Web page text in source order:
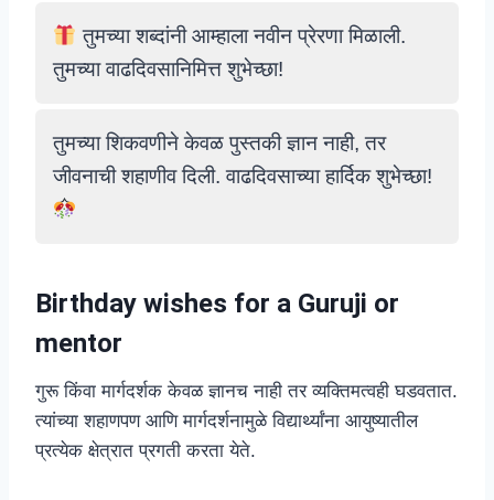
तुमच्या शब्दांनी आम्हाला नवीन प्रेरणा मिळाली.
तुमच्या वाढदिवसानिमित्त शुभेच्छा!
तुमच्या शिकवणीने केवळ पुस्तकी ज्ञान नाही, तर
जीवनाची शहाणीव दिली. वाढदिवसाच्या हार्दिक शुभेच्छा!
Birthday wishes for a Guruji or
mentor
गुरू किंवा मार्गदर्शक केवळ ज्ञानच नाही तर व्यक्तिमत्वही घडवतात.
त्यांच्या शहाणपण आणि मार्गदर्शनामुळे विद्यार्थ्यांना आयुष्यातील
प्रत्येक क्षेत्रात प्रगती करता येते.